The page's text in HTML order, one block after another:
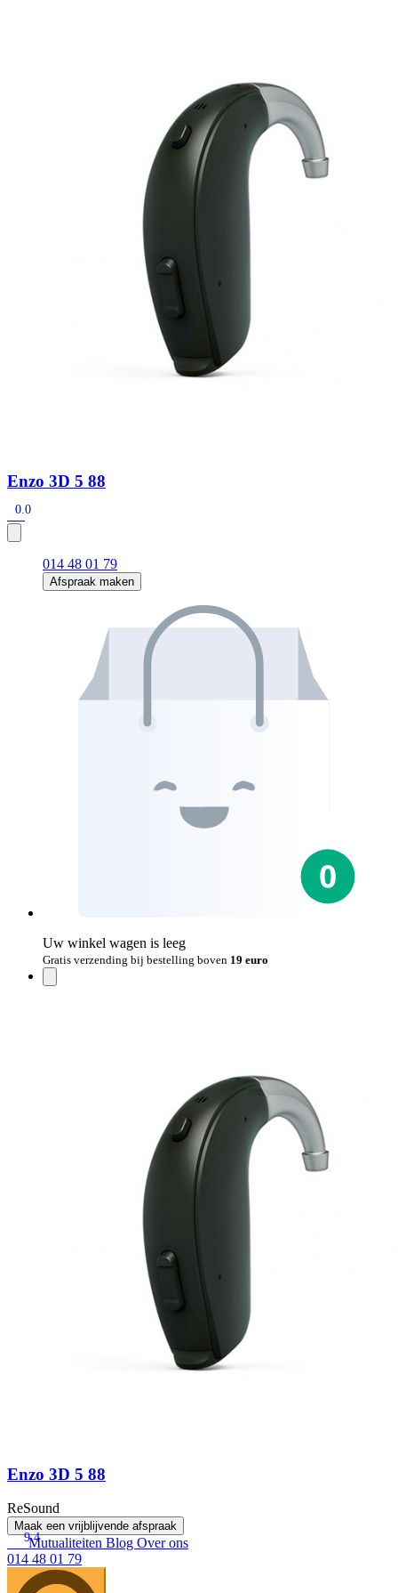
Oticon hoorapparatenPhonak Infinio
Filters Domes
Oticon Intent 1 - Oplaadbaar
De Oticon Intent is het nieuwste hoorapparaat van dit moment.
Enzo 3D 5 88
0.0
014 48 01 79
Afspraak maken
Uw winkel wagen is leeg
Gratis verzending bij bestelling boven 19 euro
Enzo 3D 5 88
ReSound
Maak een vrijblijvende afspraak
9.4
Mutualiteiten Blog Over ons
014 48 01 79